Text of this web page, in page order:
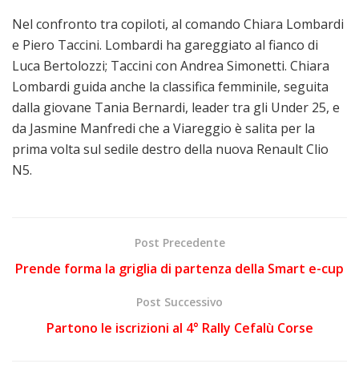
Nel confronto tra copiloti, al comando Chiara Lombardi
e Piero Taccini. Lombardi ha gareggiato al fianco di
Luca Bertolozzi; Taccini con Andrea Simonetti. Chiara
Lombardi guida anche la classifica femminile, seguita
dalla giovane Tania Bernardi, leader tra gli Under 25, e
da Jasmine Manfredi che a Viareggio è salita per la
prima volta sul sedile destro della nuova Renault Clio
N5.
Post Precedente
Prende forma la griglia di partenza della Smart e-cup
Post Successivo
Partono le iscrizioni al 4° Rally Cefalù Corse